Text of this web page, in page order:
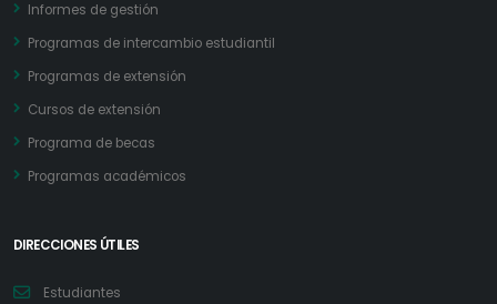
Informes de gestión
Programas de intercambio estudiantil
Programas de extensión
Cursos de extensión
Programa de becas
Programas académicos
DIRECCIONES ÚTILES
Estudiantes